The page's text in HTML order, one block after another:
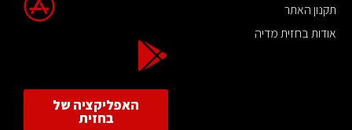
תקנון האתר
אודות בחזית מדיה
האפליקציה של
בחזית